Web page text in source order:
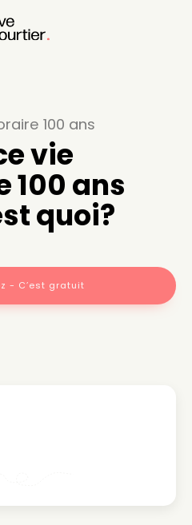
100 ans
vie
100 ans
quoi?
- C’est gratuit